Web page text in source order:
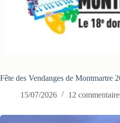
Fête des Vendanges de Montmartre
15/07/2026
12